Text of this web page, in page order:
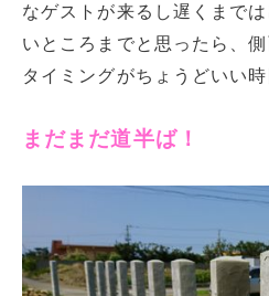
なゲストが来るし遅くまで
いところまでと思ったら、
タイミングがちょうどいい時
まだまだ道半ば！